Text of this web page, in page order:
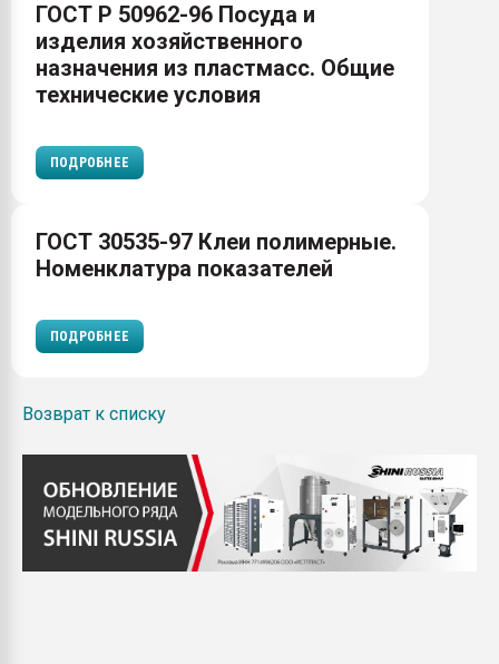
ГОСТ Р 50962-96 Посуда и
изделия хозяйственного
назначения из пластмасс. Общие
технические условия
ПОДРОБНЕЕ
ГОСТ 30535-97 Клеи полимерные.
Номенклатура показателей
ПОДРОБНЕЕ
Возврат к списку